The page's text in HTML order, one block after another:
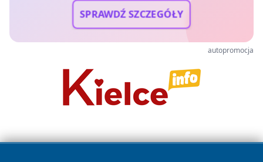
SPRAWDŹ SZCZEGÓŁY
autopromocja